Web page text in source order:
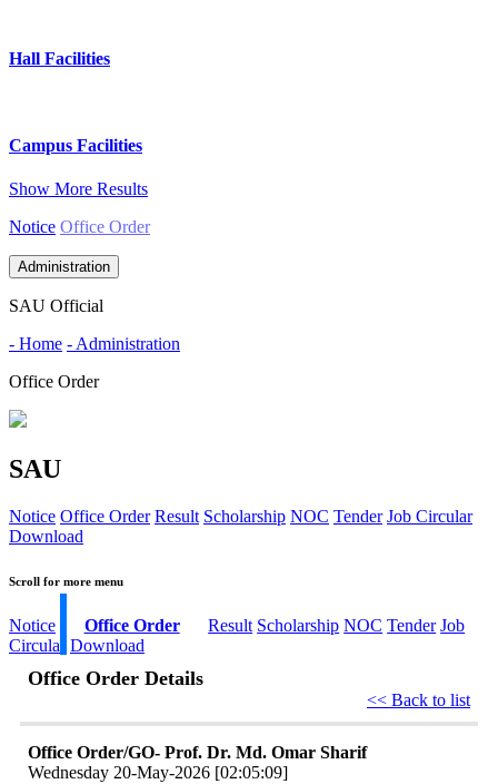
Hall Facilities
Campus Facilities
Show More Results
Notice Office Order
Administration
SAU Official
- Home - Administration
Office Order
SAU
Notice Office Order Result Scholarship NOC Tender Job Circular
Download
Scroll for more menu
Notice Office Order Result Scholarship NOC Tender Job
Circular Download
Office Order Details
<< Back to list
Office Order/GO- Prof. Dr. Md. Omar Sharif
Wednesday 20-May-2026 [02:05:09]